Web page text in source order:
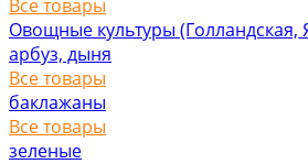
Все товары
Овощные культуры (Голландская,
арбуз, дыня
Все товары
баклажаны
Все товары
зеленые